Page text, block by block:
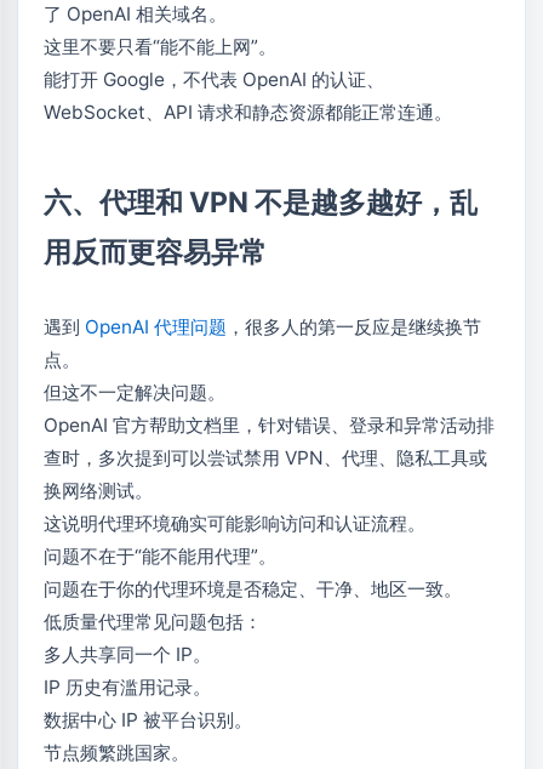
了 OpenAI 相关域名。
这里不要只看“能不能上网”。
能打开 Google，不代表 OpenAI 的认证、
WebSocket、API 请求和静态资源都能正常连通。
六、代理和 VPN 不是越多越好，乱
用反而更容易异常
遇到 OpenAI 代理问题 ，很多人的第一反应是继续换节
点。
但这不一定解决问题。
OpenAI 官方帮助文档里，针对错误、登录和异常活动排
查时，多次提到可以尝试禁用 VPN、代理、隐私工具或
换网络测试。
这说明代理环境确实可能影响访问和认证流程。
问题不在于“能不能用代理”。
问题在于你的代理环境是否稳定、干净、地区一致。
低质量代理常见问题包括：
多人共享同一个 IP。
IP 历史有滥用记录。
数据中心 IP 被平台识别。
节点频繁跳国家。